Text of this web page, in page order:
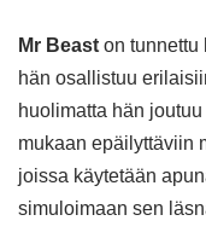
Mr Beast on tunnettu
hän osallistuu
huolimatta hän
mukaan epäilyttäviin
joissa käytetään
simuloimaan sen